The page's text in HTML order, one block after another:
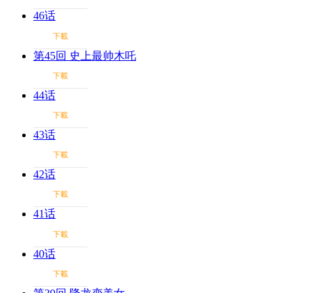
46话
下載
第45回 史上最帅木吒
下載
44话
下載
43话
下載
42话
下載
41话
下載
40话
下載